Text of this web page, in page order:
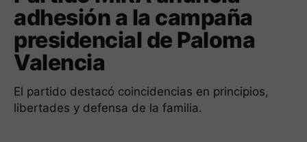
adhesión a la campaña
presidencial de Paloma
Valencia
El partido destacó coincidencias en principios,
libertades y defensa de la familia.